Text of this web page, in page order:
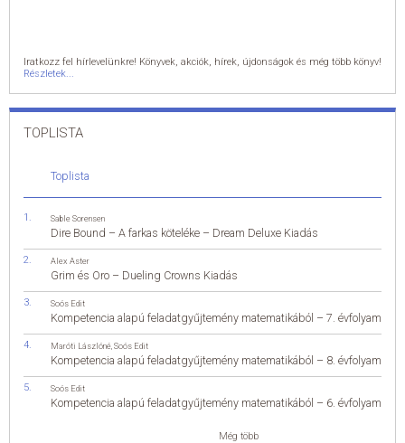
Iratkozz fel hírlevelünkre! Könyvek, akciók, hírek, újdonságok és még több könyv!
Részletek...
TOPLISTA
Toplista
Sable Sorensen
Dire Bound – A farkas köteléke – Dream Deluxe Kiadás
Alex Aster
Grim és Oro – Dueling Crowns Kiadás
Soós Edit
Kompetencia alapú feladatgyűjtemény matematikából – 7. évfolyam
Maróti Lászlóné Soós Edit
Kompetencia alapú feladatgyűjtemény matematikából – 8. évfolyam
Soós Edit
Kompetencia alapú feladatgyűjtemény matematikából – 6. évfolyam
Még több